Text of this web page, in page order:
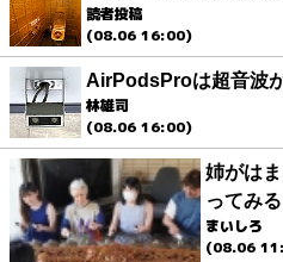
読者投稿
(08.06 16:00)
AirPodsProは超音波
林雄司
(08.06 16:00)
姉がは
ってみる
まいしろ
(08.06